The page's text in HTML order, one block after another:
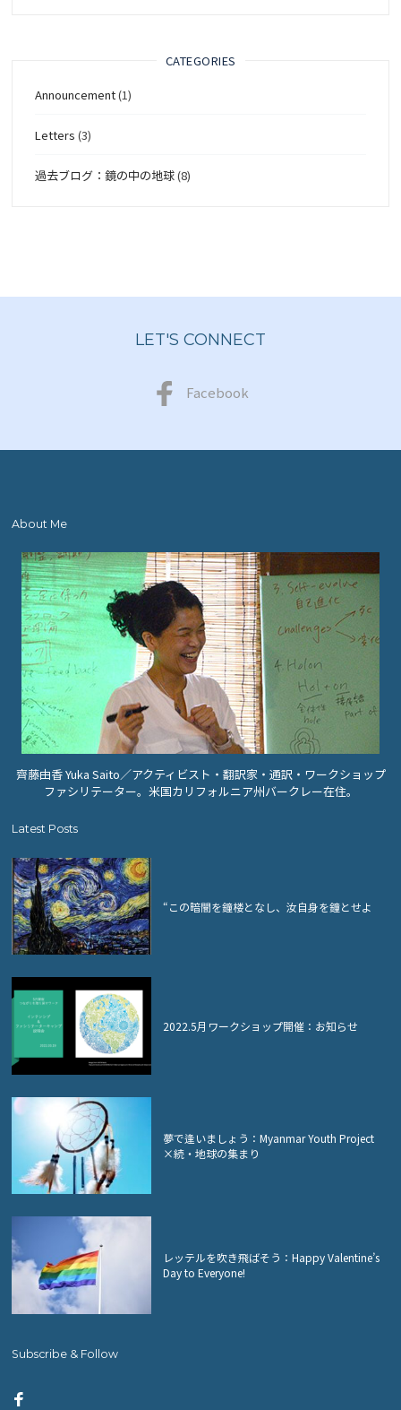
CATEGORIES
Announcement(1)
Letters (3)
過去ブログ：鏡の中の地球(8)
LET'S CONNECT
Facebook
About Me
齊藤由香 Yuka Saito／アクティビスト・翻訳家・通訳・ワークショップ
ファシリテーター。米国カリフォルニア州バークレー在住。
Latest Posts
“この暗闇を鐘楼となし、汝自身を鐘とせよ
2022.5月ワークショップ開催：お知らせ
夢で逢いましょう：Myanmar Youth Project
×続・地球の集まり
レッテルを吹き飛ばそう：Happy Valentine’s
Day to Everyone!
Subscribe & Follow